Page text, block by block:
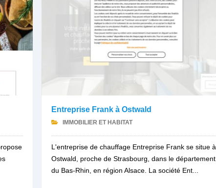
Entreprise Frank à Ostwald
IMMOBILIER ET HABITAT
L'entreprise de chauffage Entreprise Frank se situe à
Ostwald, proche de Strasbourg, dans le département
du Bas-Rhin, en région Alsace. La société Ent...